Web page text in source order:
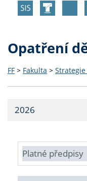
Opatření
FF > Fakulta >
2026
Platné předpisy